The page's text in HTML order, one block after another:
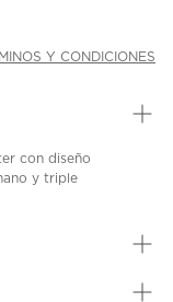
Y CONDICIONES
con diseño
y triple